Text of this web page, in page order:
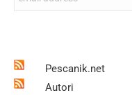
Pescanik.net
Autori